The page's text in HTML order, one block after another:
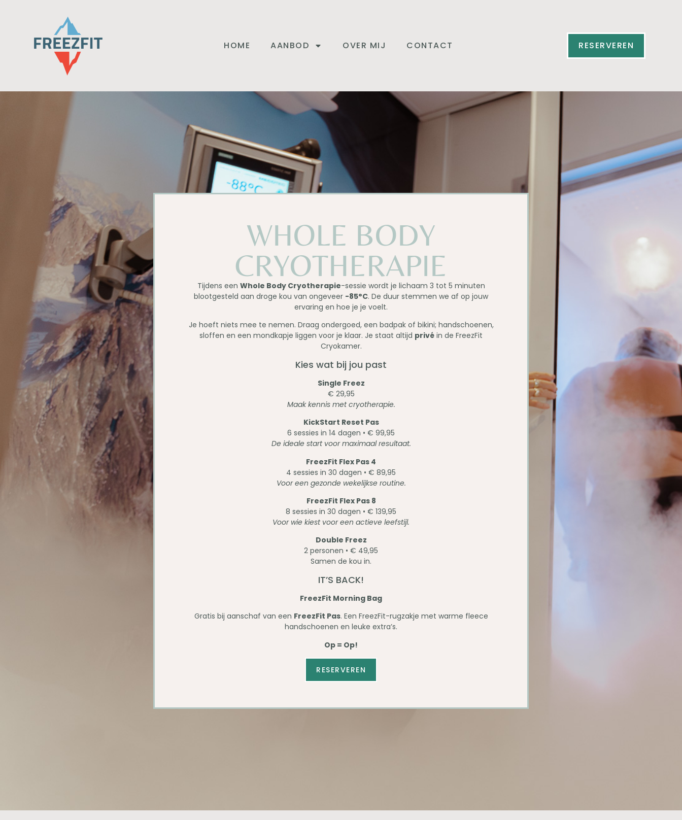
HOME AANBOD OVER MIJ CONTACT RESERVEREN
WHOLE BODY
CRYOTHERAPIE
Tijdens een Whole Body Cryotherapie-sessie wordt je lichaam 3 tot 5 minuten
blootgesteld aan droge kou van ongeveer -85°C. De duur stemmen we af op jouw
ervaring en hoe je je voelt.
Je hoeft niets mee te nemen. Draag ondergoed, een badpak of bikini; handschoenen,
sloffen en een mondkapje liggen voor je klaar. Je staat altijd privé in de FreezFit
Cryokamer.
Kies wat bij jou past
Single Freez
€ 29,95
Maak kennis met cryotherapie.
KickStart Reset Pas
6 sessies in 14 dagen • € 99,95
De ideale start voor maximaal resultaat.
FreezFit Flex Pas 4
4 sessies in 30 dagen • € 89,95
Voor een gezonde wekelijkse routine.
FreezFit Flex Pas 8
8 sessies in 30 dagen • € 139,95
Voor wie kiest voor een actieve leefstijl.
Double Freez
2 personen • € 49,95
Samen de kou in.
IT’S BACK!
FreezFit Morning Bag
Gratis bij aanschaf van een FreezFit Pas. Een FreezFit-rugzakje met warme fleece
handschoenen en leuke extra’s.
Op = Op!
RESERVEREN